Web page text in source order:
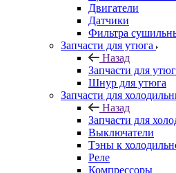
Двигатели
Датчики
Фильтра
Запчасти для утюга
Назад
Запчасти для
Шнур для утюга
Запчасти для
Назад
Запчасти для
Выключатели
Тэны к
Реле
Компрессоры